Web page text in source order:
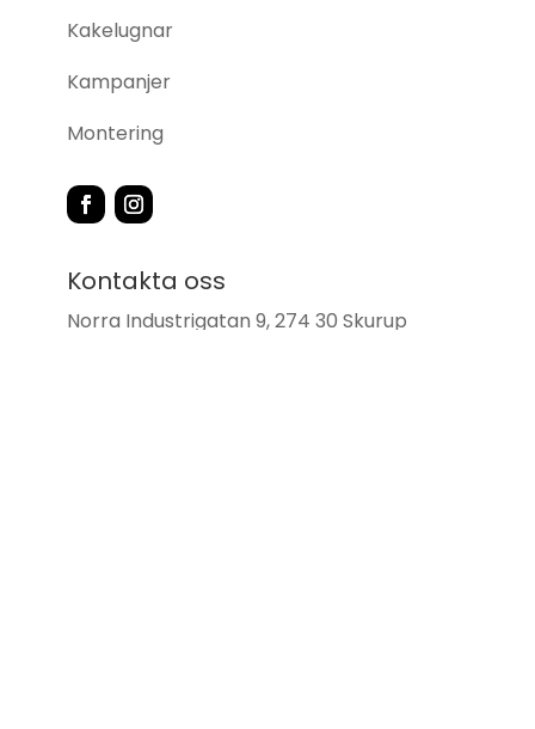
Kakelugnar
Kampanjer
Montering
Kontakta oss
Norra Industrigatan 9, 274 30 Skurup